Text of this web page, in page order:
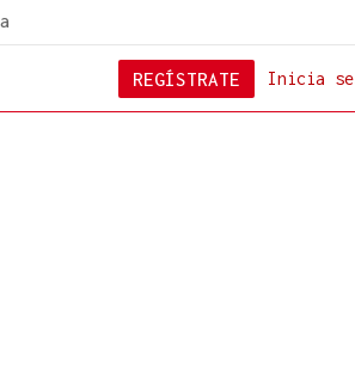
Inicia
REGÍSTRATE